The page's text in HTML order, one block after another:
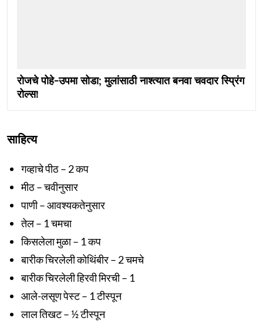
रोजचे पोहे-उपमा सोडा; मुलांसाठी नाश्त्यात बनवा चवदार स्प्रिंग
रोल्स!
साहित्य
गव्हाचे पीठ – 2 कप
मीठ – चवीनुसार
पाणी – आवश्यकतेनुसार
तेल – 1 चमचा
किसलेला मुळा – 1 कप
बारीक चिरलेली कोथिंबीर – 2 चमचे
बारीक चिरलेली हिरवी मिरची – 1
आले-लसूण पेस्ट – 1 टीस्पून
लाल तिखट – ½ टीस्पून